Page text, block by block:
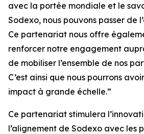
avec la portée mondiale et le
Sodexo, nous pouvons passer de
Ce partenariat nous offre
renforcer notre engagement
de mobiliser l’ensemble de nos
C’est ainsi que nous pourrons
impact à grande échelle.”
Ce partenariat stimulera
l’alignement de Sodexo avec les